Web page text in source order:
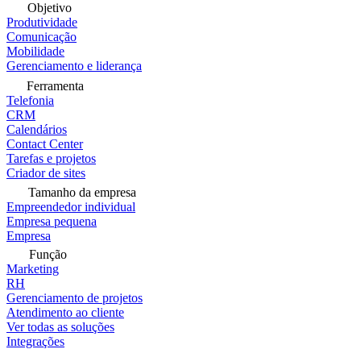
Objetivo
Produtividade
Comunicação
Mobilidade
Gerenciamento e liderança
Ferramenta
Telefonia
CRM
Calendários
Contact Center
Tarefas e projetos
Criador de sites
Tamanho da empresa
Empreendedor individual
Empresa pequena
Empresa
Função
Marketing
RH
Gerenciamento de projetos
Atendimento ao cliente
Ver todas as soluções
Integrações